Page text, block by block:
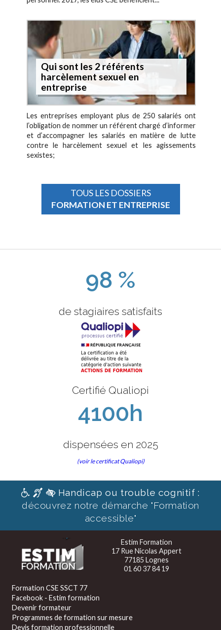
Qui sont les 2 référents
harcèlement sexuel en
entreprise
Les entreprises employant plus de 250 salariés ont
l’obligation de nommer un référent chargé d’informer
et d’accompagner les salariés en matière de lutte
contre le harcèlement sexuel et les agissements
sexistes;
TOUS LES DOSSIERS
FORMATION ET ENTREPRISE
98 %
de stagiaires satisfaits
Certifié Qualiopi
4100h
dispensées en 2025
(voir le certificat Qualiopi)
Handicap ou trouble cognitif :
découvrez notre démarche "Formation
accessible"
Estim Formation
17 Rue Nicolas Appert
77185 Lognes
01 60 37 84 19
Formation CSE SSCT 77
Facebook - Estim formation
Devenir formateur
Programmes de formation sur mesure
Devis formation professionnelle